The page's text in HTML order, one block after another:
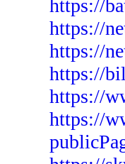
https://
https://
https://
https://
https://
https://